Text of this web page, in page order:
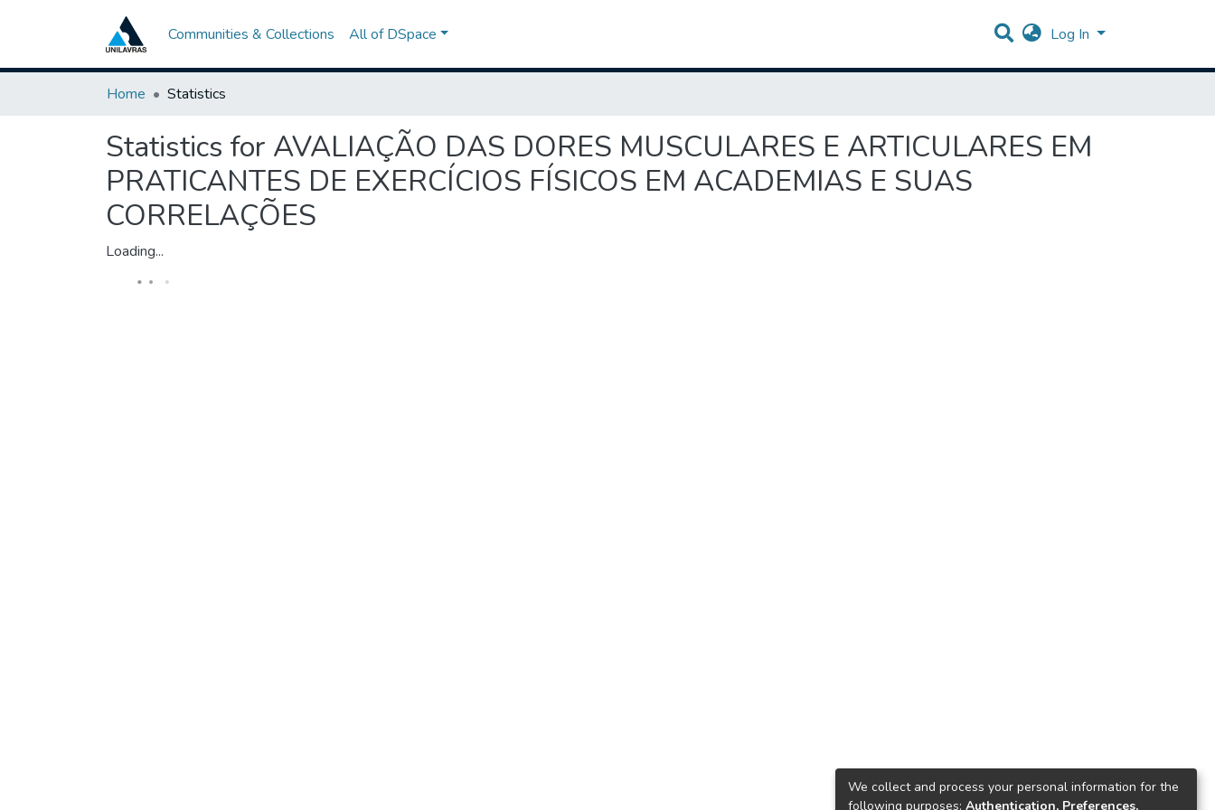
Communities & Collections All of DSpace Log In
Home Statistics
Statistics for AVALIAÇÃO DAS DORES MUSCULARES E ARTICULARES EM
PRATICANTES DE EXERCÍCIOS FÍSICOS EM ACADEMIAS E SUAS
CORRELAÇÕES
Loading...
We collect and process your personal information for the
following purposes: Authentication, Preferences,